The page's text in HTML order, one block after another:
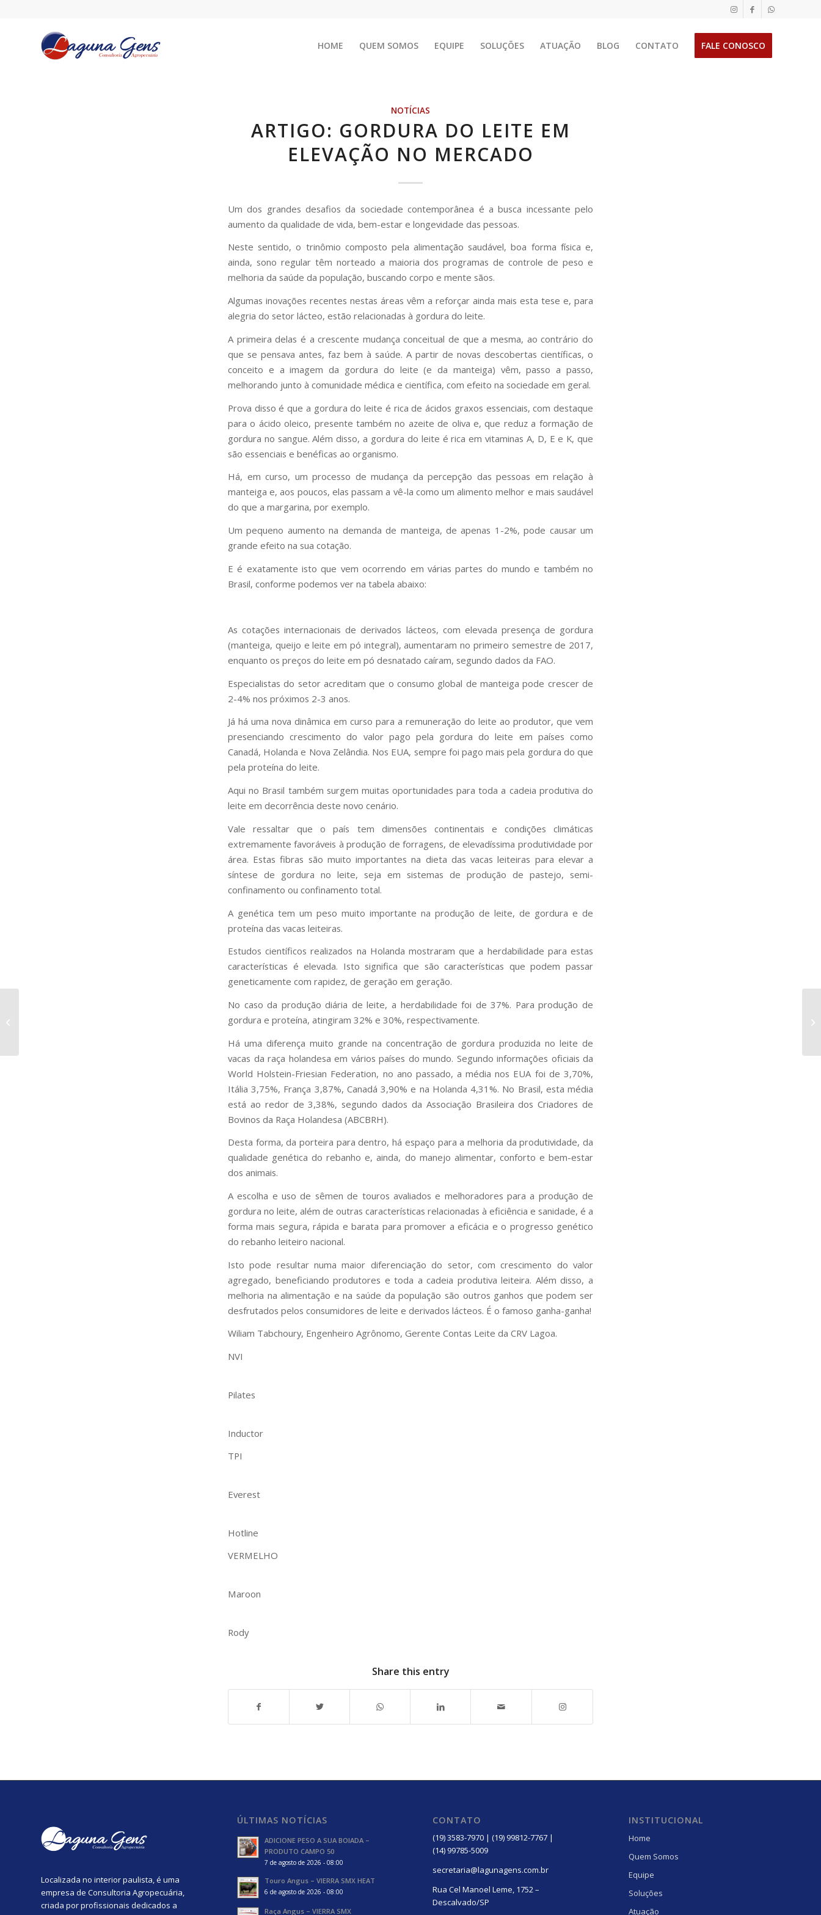
HOME QUEM SOMOS EQUIPE SOLUÇÕES ATUAÇÃO BLOG CONTATO FALE CONOSCO
NOTÍCIAS
ARTIGO: GORDURA DO LEITE EM
ELEVAÇÃO NO MERCADO
Um dos grandes desafios da sociedade contemporânea é a busca incessante pelo
aumento da qualidade de vida, bem-estar e longevidade das pessoas.
Neste sentido, o trinômio composto pela alimentação saudável, boa forma física e,
ainda, sono regular têm norteado a maioria dos programas de controle de peso e
melhoria da saúde da população, buscando corpo e mente sãos.
Algumas inovações recentes nestas áreas vêm a reforçar ainda mais esta tese e, para
alegria do setor lácteo, estão relacionadas à gordura do leite.
A primeira delas é a crescente mudança conceitual de que a mesma, ao contrário do
que se pensava antes, faz bem à saúde. A partir de novas descobertas científicas, o
conceito e a imagem da gordura do leite (e da manteiga) vêm, passo a passo,
melhorando junto à comunidade médica e científica, com efeito na sociedade em geral.
Prova disso é que a gordura do leite é rica de ácidos graxos essenciais, com destaque
para o ácido oleico, presente também no azeite de oliva e, que reduz a formação de
gordura no sangue. Além disso, a gordura do leite é rica em vitaminas A, D, E e K, que
são essenciais e benéficas ao organismo.
Há, em curso, um processo de mudança da percepção das pessoas em relação à
manteiga e, aos poucos, elas passam a vê-la como um alimento melhor e mais saudável
do que a margarina, por exemplo.
Um pequeno aumento na demanda de manteiga, de apenas 1-2%, pode causar um
grande efeito na sua cotação.
E é exatamente isto que vem ocorrendo em várias partes do mundo e também no
Brasil, conforme podemos ver na tabela abaixo:
As cotações internacionais de derivados lácteos, com elevada presença de gordura
(manteiga, queijo e leite em pó integral), aumentaram no primeiro semestre de 2017,
enquanto os preços do leite em pó desnatado caíram, segundo dados da FAO.
Especialistas do setor acreditam que o consumo global de manteiga pode crescer de
2-4% nos próximos 2-3 anos.
Já há uma nova dinâmica em curso para a remuneração do leite ao produtor, que vem
presenciando crescimento do valor pago pela gordura do leite em países como
Canadá, Holanda e Nova Zelândia. Nos EUA, sempre foi pago mais pela gordura do que
pela proteína do leite.
Aqui no Brasil também surgem muitas oportunidades para toda a cadeia produtiva do
leite em decorrência deste novo cenário.
Vale ressaltar que o país tem dimensões continentais e condições climáticas
extremamente favoráveis à produção de forragens, de elevadíssima produtividade por
área. Estas fibras são muito importantes na dieta das vacas leiteiras para elevar a
síntese de gordura no leite, seja em sistemas de produção de pastejo, semi-
confinamento ou confinamento total.
A genética tem um peso muito importante na produção de leite, de gordura e de
proteína das vacas leiteiras.
Estudos científicos realizados na Holanda mostraram que a herdabilidade para estas
características é elevada. Isto significa que são características que podem passar
geneticamente com rapidez, de geração em geração.
No caso da produção diária de leite, a herdabilidade foi de 37%. Para produção de
gordura e proteína, atingiram 32% e 30%, respectivamente.
Há uma diferença muito grande na concentração de gordura produzida no leite de
vacas da raça holandesa em vários países do mundo. Segundo informações oficiais da
World Holstein-Friesian Federation, no ano passado, a média nos EUA foi de 3,70%,
Itália 3,75%, França 3,87%, Canadá 3,90% e na Holanda 4,31%. No Brasil, esta média
está ao redor de 3,38%, segundo dados da Associação Brasileira dos Criadores de
Bovinos da Raça Holandesa (ABCBRH).
Desta forma, da porteira para dentro, há espaço para a melhoria da produtividade, da
qualidade genética do rebanho e, ainda, do manejo alimentar, conforto e bem-estar
dos animais.
A escolha e uso de sêmen de touros avaliados e melhoradores para a produção de
gordura no leite, além de outras características relacionadas à eficiência e sanidade, é a
forma mais segura, rápida e barata para promover a eficácia e o progresso genético
do rebanho leiteiro nacional.
Isto pode resultar numa maior diferenciação do setor, com crescimento do valor
agregado, beneficiando produtores e toda a cadeia produtiva leiteira. Além disso, a
melhoria na alimentação e na saúde da população são outros ganhos que podem ser
desfrutados pelos consumidores de leite e derivados lácteos. É o famoso ganha-ganha!
Wiliam Tabchoury, Engenheiro Agrônomo, Gerente Contas Leite da CRV Lagoa.
NVI
Pilates
Inductor
TPI
Everest
Hotline
VERMELHO
Maroon
Rody
Share this entry
Localizada no interior paulista, é uma
empresa de Consultoria Agropecuária,
criada por profissionais dedicados a
ÚLTIMAS NOTÍCIAS
ADICIONE PESO A SUA BOIADA –
PRODUTO CAMPO 50
7 de agosto de 2026 - 08:00
Touro Angus – VIERRA SMX HEAT
6 de agosto de 2026 - 08:00
Raça Angus – VIERRA SMX
CONTATO
(19) 3583-7970 | (19) 99812-7767 |
(14) 99785-5009
secretaria@lagunagens.com.br
Rua Cel Manoel Leme, 1752 –
Descalvado/SP
INSTITUCIONAL
Home
Quem Somos
Equipe
Soluções
Atuação